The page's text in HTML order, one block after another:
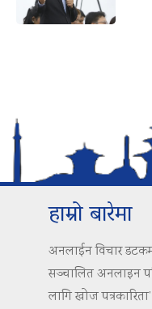
हाम्रो बारेमा
अनलाईन विचार डटकम
सञ्चालित अनलाइन
लागि खोज